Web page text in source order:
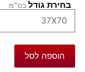
בחירת גודל
הוספה לסל